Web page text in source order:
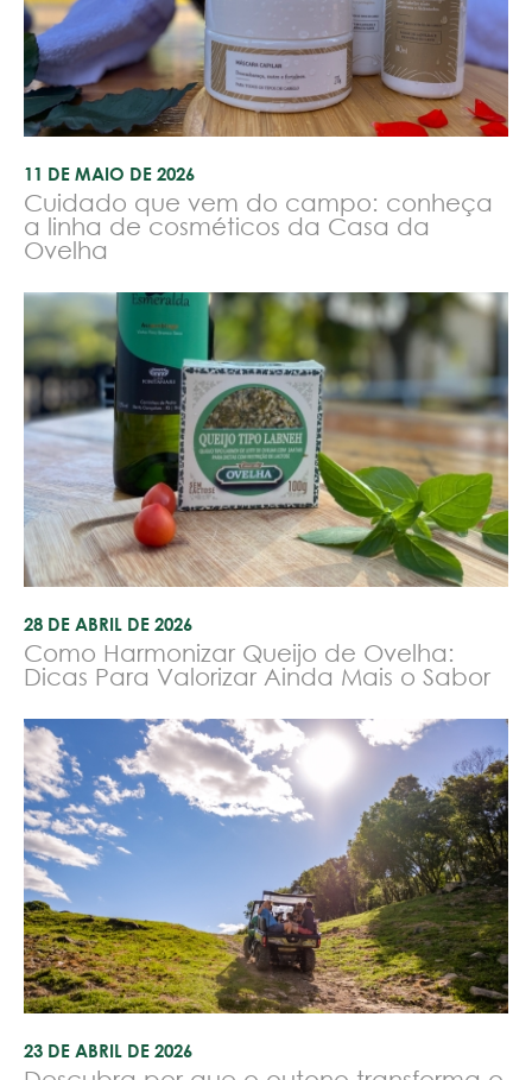
11 DE MAIO DE 2026
Cuidado que vem do campo: conheça
a linha de cosméticos da Casa da
Ovelha
28 DE ABRIL DE 2026
Como Harmonizar Queijo de Ovelha:
Dicas Para Valorizar Ainda Mais o Sabor
23 DE ABRIL DE 2026